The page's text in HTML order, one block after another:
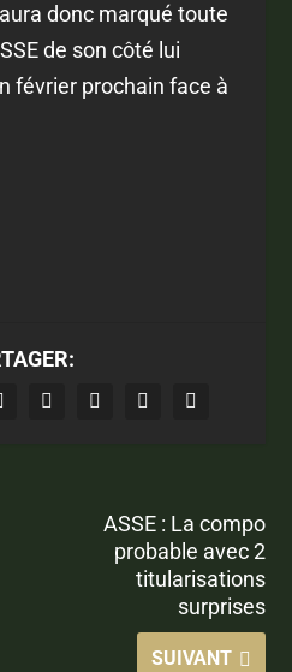
donc marqué toute
de son côté lui
février prochain face à
ASSE : La compo
probable avec 2
titularisations
surprises
SUIVANT